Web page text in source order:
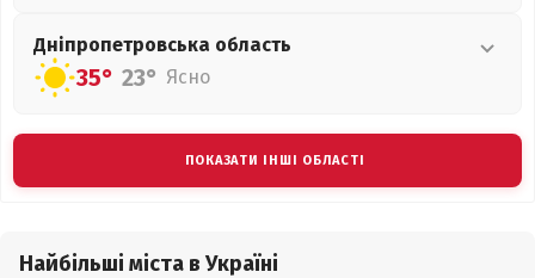
Дніпропетровська область
35° 23° Ясно
ПОКАЗАТИ ІНШІ ОБЛАСТІ
Найбільші міста в Україні